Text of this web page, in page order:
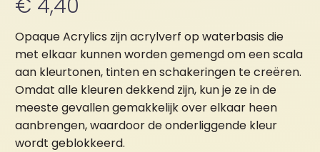
€ 4,40
Opaque Acrylics zijn acrylverf op waterbasis die
met elkaar kunnen worden gemengd om een scala
aan kleurtonen, tinten en schakeringen te creëren.
Omdat alle kleuren dekkend zijn, kun je ze in de
meeste gevallen gemakkelijk over elkaar heen
aanbrengen, waardoor de onderliggende kleur
wordt geblokkeerd.